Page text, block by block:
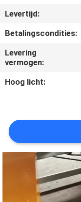
ONS
VERZOEK
OM EEN
CITAAT
SITEMAP
PRIVACY
POLICY
Levertijd:
Betalingscondities:
Levering
vermogen:
Hoog licht: